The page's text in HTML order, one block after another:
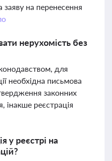
заяву на перенесення
нерухомість без
для
необхідна письмова
законних
інакше реєстрація
у реєстрі на